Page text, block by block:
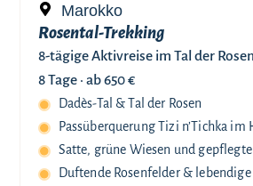
Marokko
Rosental-Trekking
8-tägige Aktivreise im Tal der Rosen
8 Tage · ab 650 €
Dadès-Tal & Tal der Rosen
Passüberquerung Tizi n’Tichka im
Satte, grüne Wiesen und
Duftende Rosenfelder &